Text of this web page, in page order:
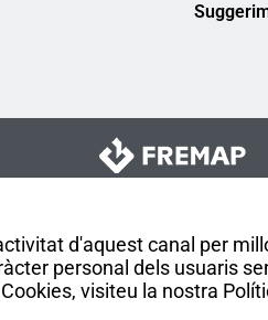
d'aquest canal per
personal dels usuaris
visiteu la nostra